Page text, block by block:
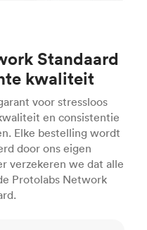
Standaard
kwaliteit
voor stressloos
en consistentie
Elke bestelling wordt
door ons eigen
verzekeren we dat alle
Protolabs Network